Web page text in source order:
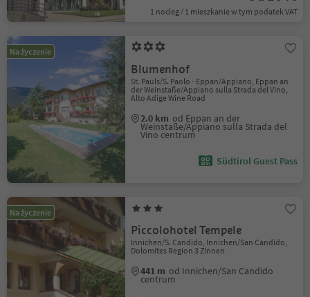
1 nocleg / 1 mieszkanie w tym podatek VAT
Na życzenie
Blumenhof
St. Pauls/S. Paolo - Eppan/Appiano, Eppan an
der Weinstaße/Appiano sulla Strada del Vino,
Alto Adige Wine Road
2.0 km od Eppan an der
Weinstaße/Appiano sulla Strada del
Vino centrum
Südtirol Guest Pass
Na życzenie
Piccolohotel Tempele
Innichen/S. Candido, Innichen/San Candido,
Dolomites Region 3 Zinnen
441 m od Innichen/San Candido
centrum